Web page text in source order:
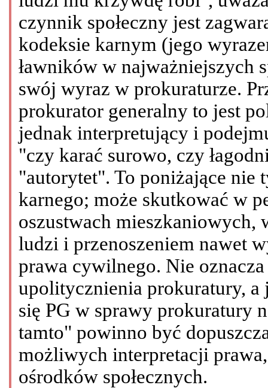
czynnik społeczny jest
kodeksie karnym (jego
ławników w najważniejszych
swój wyraz w prokuraturze.
prokurator generalny to jest
jednak interpretujący i
"czy karać surowo, czy
"autorytet". To poniżające nie
karnego; może skutkować w
oszustwach mieszkaniowych,
ludzi i przenoszeniem nawet
prawa cywilnego. Nie
upolitycznienia prokuratury, a
się PG w sprawy prokuratury
tamto" powinno być
możliwych interpretacji
ośrodków społecznych.